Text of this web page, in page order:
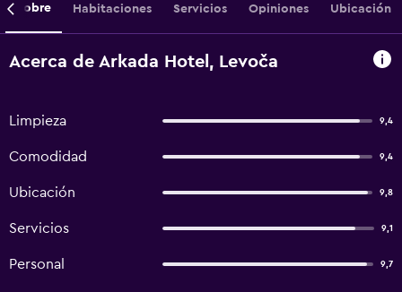
Sobre Habitaciones Servicios Opiniones Ubicación
Acerca de Arkada Hotel, Levoča
Limpieza 9,4
Comodidad 9,4
Ubicación 9,8
Servicios 9,1
Personal 9,7